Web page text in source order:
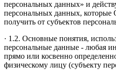
персональных данных» и
персональных данных,
получить от субъектов
· 1.2. Основные понятия,
персональные данные - любая
прямо или косвенно
физическому лицу (субъекту